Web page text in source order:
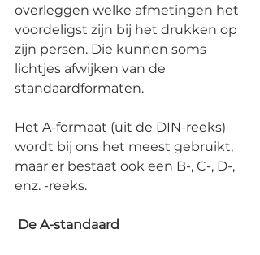
overleggen welke afmetingen het
voordeligst zijn bij het drukken op
zijn persen. Die kunnen soms
lichtjes afwijken van de
standaardformaten.
Het A-formaat (uit de DIN-reeks)
wordt bij ons het meest gebruikt,
maar er bestaat ook een B-, C-, D-,
enz. -reeks.
De A-standaard